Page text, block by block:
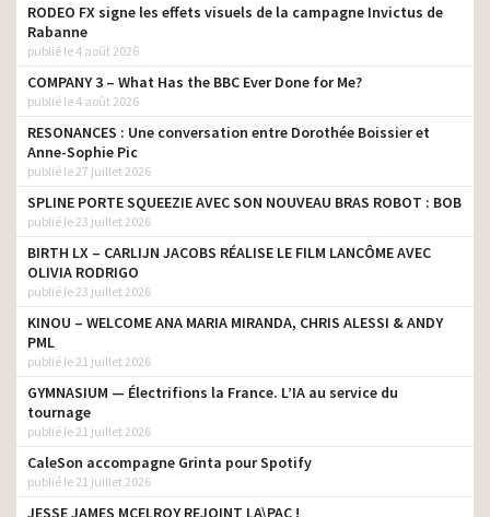
Carte Noire – Nouvelle
gamme soluble
Carte Noire – Capsules
compatibles Nescafé
Dolce Gusto
producteur
Blédina – On mange mieux
quand on est curieux
Ambre Solaire – Enfant
Sensitive Expert+ – Brume
Ushuaïa – Douceur du
Japon
RODEO FX signe les effets visuels de la campagne Invictus de
Rabanne
publié le 4 août 2026
COMPANY 3 – What Has the BBC Ever Done for Me?
publié le 4 août 2026
RESONANCES : Une conversation entre Dorothée Boissier et
Anne-Sophie Pic
publié le 27 juillet 2026
SPLINE PORTE SQUEEZIE AVEC SON NOUVEAU BRAS ROBOT : BOB
publié le 23 juillet 2026
BIRTH LX – CARLIJN JACOBS RÉALISE LE FILM LANCÔME AVEC
OLIVIA RODRIGO
publié le 23 juillet 2026
KINOU – WELCOME ANA MARIA MIRANDA, CHRIS ALESSI & ANDY
PML
publié le 21 juillet 2026
GYMNASIUM — Électrifions la France. L’IA au service du
tournage
publié le 21 juillet 2026
CaleSon accompagne Grinta pour Spotify
publié le 21 juillet 2026
JESSE JAMES MCELROY REJOINT LA\PAC !